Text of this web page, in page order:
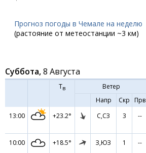
Прогноз погоды в Чемале на неделю
(растояние от метеостанции ~3 км)
Суббота,8 Августа
Тв Ветер
Напр
Скр Прв
13:00
+23.2° С,СЗ 3 --
10:00 +18.5° З,ЮЗ 1 --